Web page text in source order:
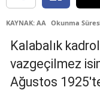
KAYNAK: AA Okunma
Kalabalık
vazgeçilmez
Ağustos